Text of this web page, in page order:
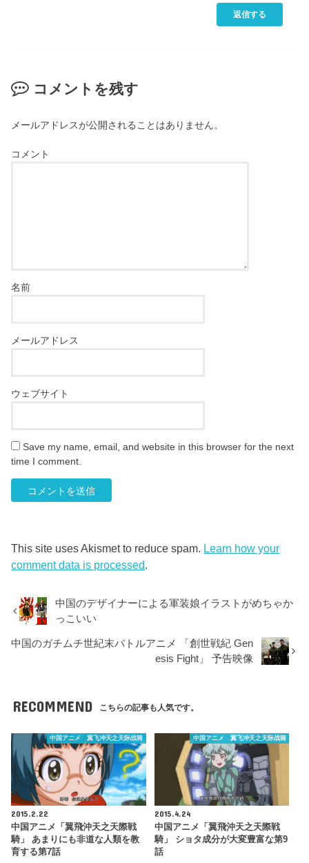
返信する
コメントを残す
メールアドレスが公開されることはありません。
コメント
名前
メールアドレス
ウェブサイト
Save my name, email, and website in this browser for the next
time I comment.
This site uses Akismet to reduce spam. Learn how your
comment data is processed.
中国のデザイナーによる軍装娘イラストがめちゃか
っこいい
中国のガチムチ世紀末バトルアニメ 「創世戦紀 Gen
esis Fight」 予告映像
RECOMMEND こちらの記事も人気です。
中国アニメ 翼飞冲天之天际战骑
2015.2.22
中国アニメ「翼飛沖天之天際戦
騎」 あまりにも非道な人類を教
育する第7話
中国アニメ 翼飞冲天之天际战骑
2015.4.24
中国アニメ「翼飛沖天之天際戦
騎」 ショタ成分が大変豊富な第9
話